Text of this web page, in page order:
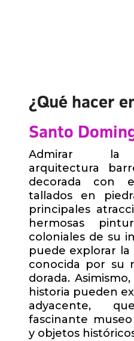
¿Qué hacer
Santo
Admirar la
arquitectura
decorada con
tallados en
principales
hermosas
coloniales de su
puede explorar la
conocida por su
dorada.
historia pueden
adyacente,
fascinante
y objetos